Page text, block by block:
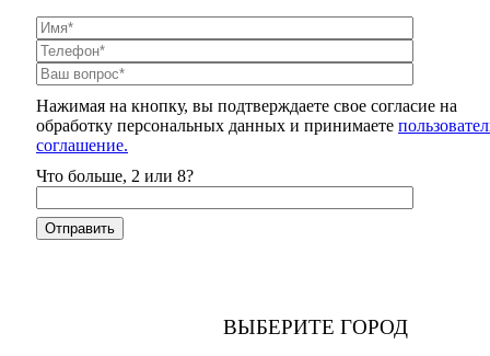
Нажимая на кнопку, вы подтверждаете свое согласие на
обработку персональных данных и принимаете
соглашение.
Что больше, 2 или 8?
ВЫБЕРИТЕ ГОРОД